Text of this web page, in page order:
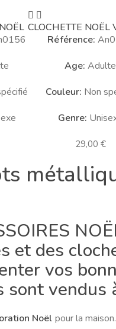
CLOCHETTE NOËL
Référence:
Age: Adulte
Couleur: Non
Genre:
29,00 €
et des
vos
sont vendus
Noël pour la maison.